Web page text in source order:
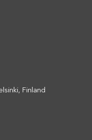
Finland